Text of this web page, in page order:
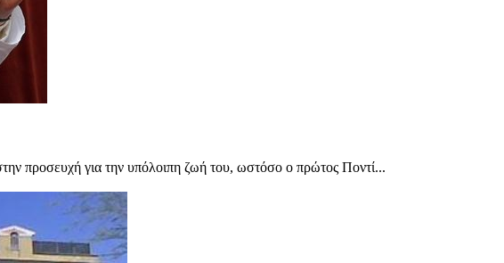
προσευχή για την υπόλοιπη ζωή του, ωστόσο ο πρώτος Ποντί...